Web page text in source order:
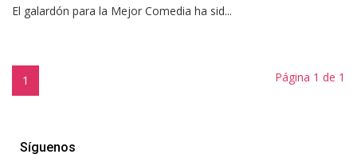
El galardón para la Mejor Comedia ha sid...
1 Página 1 de 1
Síguenos